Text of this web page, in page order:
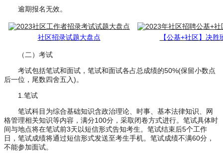
逾期报名无效。
社区招录试题大盘点 【公基+社区】决胜
（二）考试
考试包括笔试和面试，笔试和面试各占总成绩的50%(保留小数点
后一位，尾数四舍五入)。
1.笔试
笔试科目为综合基础知识含政治理论、时事、基本法律知识、网
格管理相关知识等内容，满分100分，采取闭卷方式进行。笔试具体时
间与地点将在笔试前3天以短信形式告知考生。笔试结束后5个工作
日，笔试成绩将通过短信形式发送至考生手机。笔试成绩不满60分，
不能参加面试。